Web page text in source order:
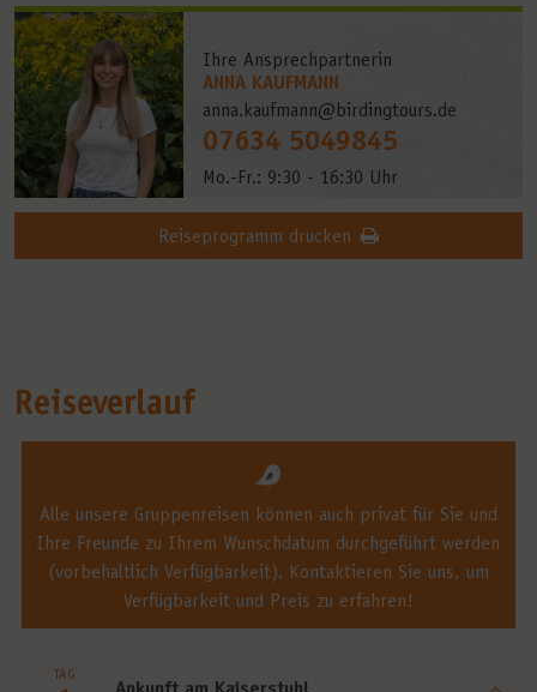
Ihre Ansprechpartnerin
ANNA KAUFMANN
anna.kaufmann@birdingtours.de
07634 5049845
Mo.-Fr.: 9:30 - 16:30 Uhr
Reiseprogramm drucken
Reiseverlauf
Alle unsere Gruppenreisen können auch privat für Sie und
Ihre Freunde zu Ihrem Wunschdatum durchgeführt werden
(vorbehaltlich Verfügbarkeit). Kontaktieren Sie uns, um
Verfügbarkeit und Preis zu erfahren!
TAG